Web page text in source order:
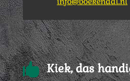
 Kiek, das